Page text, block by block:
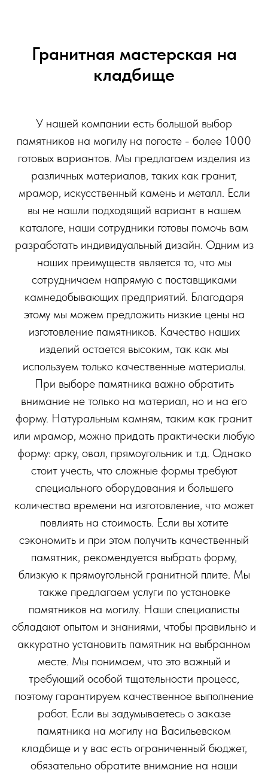
Гранитная мастерская на
кладбище
У нашей компании есть большой выбор
памятников на могилу на погосте - более 1000
готовых вариантов. Мы предлагаем изделия из
различных материалов, таких как гранит,
мрамор, искусственный камень и металл. Если
вы не нашли подходящий вариант в нашем
каталоге, наши сотрудники готовы помочь вам
разработать индивидуальный дизайн. Одним из
наших преимуществ является то, что мы
сотрудничаем напрямую с поставщиками
камнедобывающих предприятий. Благодаря
этому мы можем предложить низкие цены на
изготовление памятников. Качество наших
изделий остается высоким, так как мы
используем только качественные материалы.
При выборе памятника важно обратить
внимание не только на материал, но и на его
форму. Натуральным камням, таким как гранит
или мрамор, можно придать практически любую
форму: арку, овал, прямоугольник и т.д. Однако
стоит учесть, что сложные формы требуют
специального оборудования и большего
количества времени на изготовление, что может
повлиять на стоимость. Если вы хотите
сэкономить и при этом получить качественный
памятник, рекомендуется выбрать форму,
близкую к прямоугольной гранитной плите. Мы
также предлагаем услуги по установке
памятников на могилу. Наши специалисты
обладают опытом и знаниями, чтобы правильно и
аккуратно установить памятник на выбранном
месте. Мы понимаем, что это важный и
требующий особой тщательности процесс,
поэтому гарантируем качественное выполнение
работ. Если вы задумываетесь о заказе
памятника на могилу на Васильевском
кладбище и у вас есть ограниченный бюджет,
обязательно обратите внимание на наши